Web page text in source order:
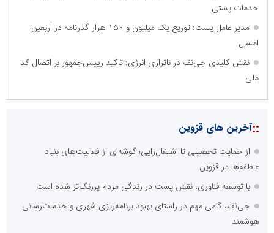
خدمات پستی
مدیر عامل پست: توزیع یک میلیون و ۱۵۰ هزار گذرنامه در اربعین
امسال
نقش کلیدی جی‌نف در ناترازی انرژی: تاکید رییس‌جمهور بر اتصال کد
ملی
::آخرین های قزوین
از حمایت تحصیلی تا اشتغال‌زایی؛ گوشه‌ای از فعالیت‌های بنیاد
عاطفه‌ها در قزوین
با توسعه فناوری، نقش پست در زندگی مردم پررنگ‌تر شده است
جی‌نف، گامی مهم در راستای بهبود برنامه‌ریزی شهری و خدمات‌رسانی
هوشمند